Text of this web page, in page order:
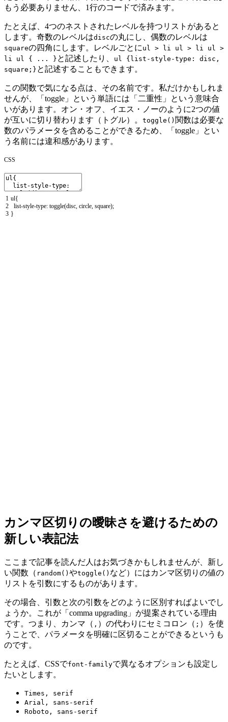
もう必要ありません、1行のコードで済みます。
たとえば、4つのネストされたレベルを持つリストがあると
します。奇数のレベルはdiscの丸にし、偶数のレベルは
squareの四角にします。レベルごとに ul > li ul > li ul >
li ul { ... } と記述したり、
ul {list-style-type: disc,
square;} と記述することもできます。
この関数で気になる点は、その名前です。私だけかもしれま
せんが、「toggle」という単語には「二重性」という意味合
いがあります。オン・オフ、イエス・ノーのように2つの値
が互いに切り替わります（トグル）。 toggle() 関数は必要な
数のパラメータを含めることができるため、「toggle」とい
う名前には違和感があります。
CSS
1
2
3
ul{
list-style-type: toggle(disc circle square);
}
カンマ区切りの曖昧さを避けるための
新しい表記法
ここまで記事を読んだ人はお気づきかもしれませんが、新し
い関数（ random() やtoggle() など）にはカンマ区切りの値の
リストを引数にするものがあります。
その場合、 引数と次の引数をどのように区別すればよいでし
ょうか。
これが「comma upgrading」が提案されている理由
です。つまり、カンマ（ , ）の代わりにセミコロン（ ; ）を使
うことで、パラメータを明確に区切ることができるというも
のです。
たとえば、CSSでfont-familyで異なるオプションも設定し
たいとします。
Times, serif
Arial, sans-serif
Roboto, sans-serif